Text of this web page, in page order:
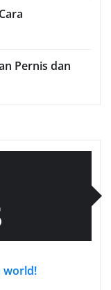
Pernis dan
world!